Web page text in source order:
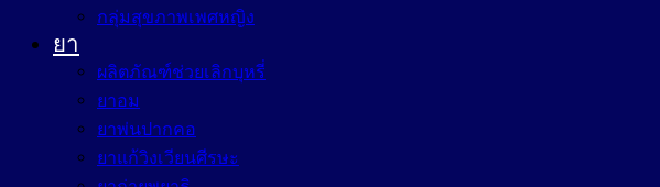
กลุ่มสุขภาพเพศหญิง
ยา
ผลิตภัณฑ์ช่วยเลิกบุหรี่
ยาอม
ยาพ่นปากคอ
ยาแก้วิงเวียนศีรษะ